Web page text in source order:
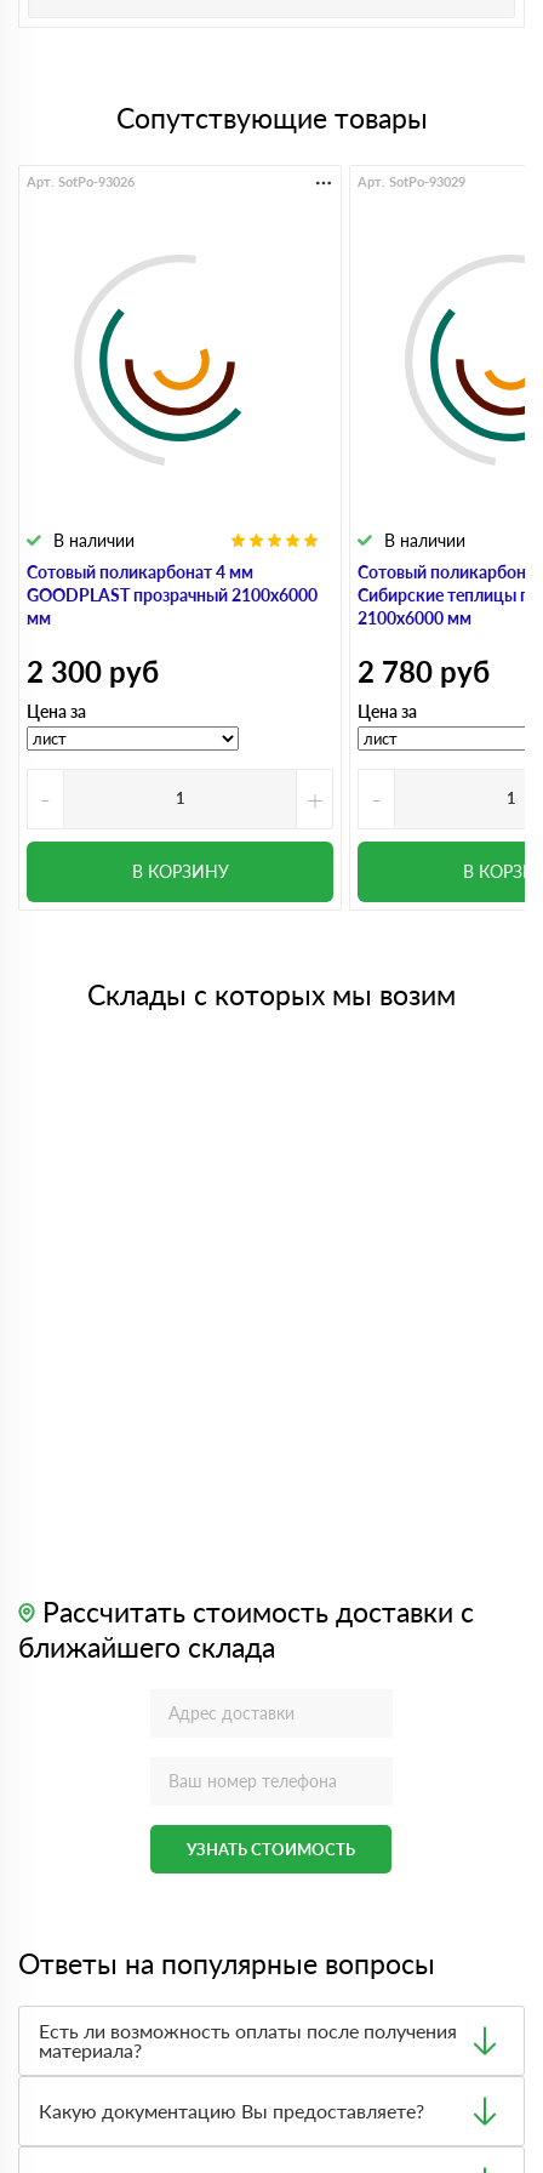
Сопутствующие товары
Сотовый поликарбонат 4 мм
GOODPLAST прозрачный 2100х6000
мм
В наличии
Арт. SotPo-93026
2 300 руб
Цена за
- +
В КОРЗИНУ
Сотовый
Сибирские теплицы
2100х6000 мм
В наличии
Арт. SotPo-93029
2 780 руб
Цена за
-
В
Склады с которых мы возим
Рассчитать стоимость доставки с
ближайшего склада
УЗНАТЬ СТОИМОСТЬ
Ответы на популярные вопросы
Есть ли возможность оплаты после получения
материала?
оплата по факту получения товара. При этом, если
доставленный товар был ненадлежащего качества, то
Вы вправе от него отказаться.
Какую документацию Вы предоставляете?